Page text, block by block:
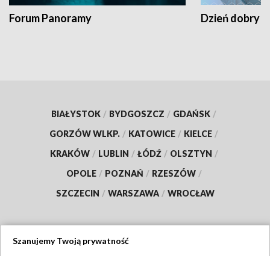
Forum Panoramy Dzień dobry
BIAŁYSTOK / BYDGOSZCZ / GDAŃSK /
GORZÓW WLKP. / KATOWICE / KIELCE /
KRAKÓW / LUBLIN / ŁÓDŹ / OLSZTYN /
OPOLE / POZNAŃ / RZESZÓW /
SZCZECIN / WARSZAWA / WROCŁAW
Szanujemy Twoją prywatność